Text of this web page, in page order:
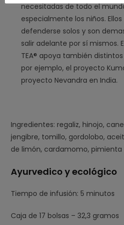
necesitadas de todo el
especialmente los niños.
defenderse solos y son
salir adelante por sí mismos.
TEA® apoya también
por ejemplo, el proyecto
proyecto Nevandra en India.
Ingredientes: regaliz, hinojo,
jengibre, tomillo, gordolobo,
de limón, cardamomo,
Ayurvedico y ecológico
Tiempo de infusión: 5 minutos
Caja de 17 bolsas – 32,3 gramos